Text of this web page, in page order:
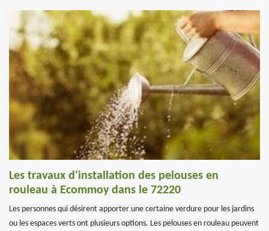
Les travaux d'installation des pelouses en
rouleau à Ecommoy dans le 72220
Les personnes qui désirent apporter une certaine verdure pour les jardins
ou les espaces verts ont plusieurs options. Les pelouses en rouleau peuvent